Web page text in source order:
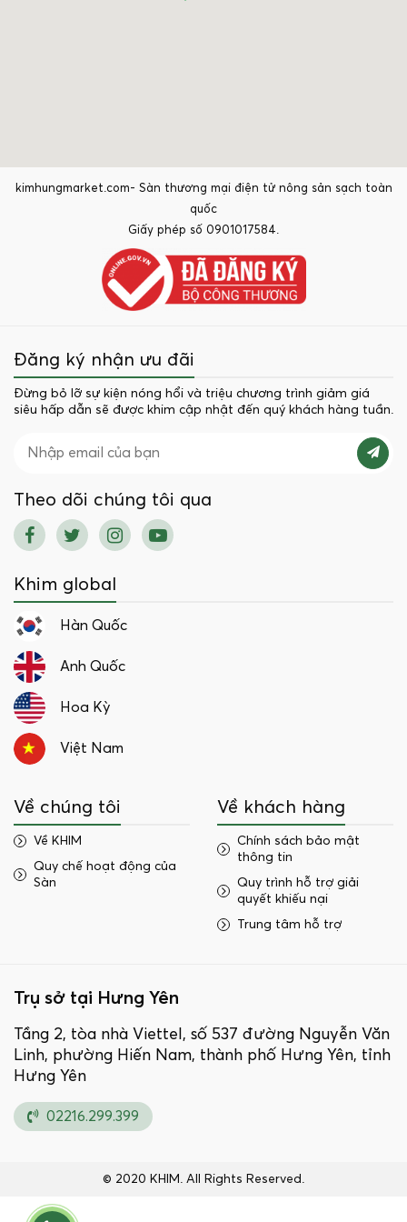
kimhungmarket.com- Sàn thương mại điện tử nông sản sạch toàn
quốc
Giấy phép số 0901017584.
Đăng ký nhận ưu đãi
Đừng bỏ lỡ sự kiện nóng hổi và triệu chương trình giảm giá
siêu hấp dẫn sẽ được khim cập nhật đến quý khách hàng tuần.
Theo dõi chúng tôi qua
Khim global
Hàn Quốc
Anh Quốc
Hoa Kỳ
Việt Nam
Về chúng tôi
Về KHIM
Quy chế hoạt động của
Sàn
Về khách hàng
Chính sách bảo mật
thông tin
Quy trình hỗ trợ giải
quyết khiếu nại
Trung tâm hỗ trợ
Trụ sở tại Hưng Yên
Tầng 2, tòa nhà Viettel, số 537 đường Nguyễn Văn
Linh, phường Hiến Nam, thành phố Hưng Yên, tỉnh
Hưng Yên
02216.299.399
© 2020 KHIM. All Rights Reserved.